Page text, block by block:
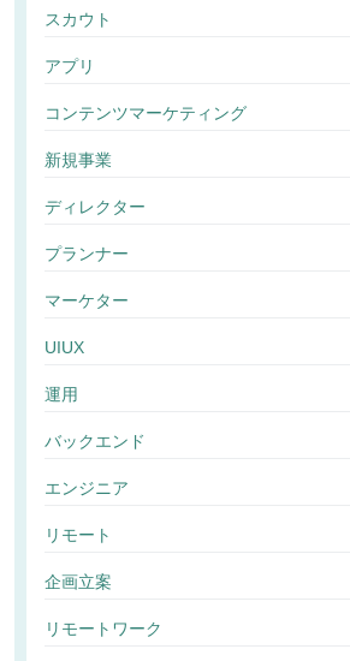
スカウト
アプリ
コンテンツマーケティング
新規事業
ディレクター
プランナー
マーケター
UIUX
運用
バックエンド
エンジニア
リモート
企画立案
リモートワーク